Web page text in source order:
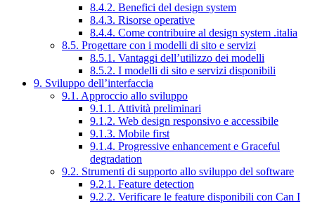
8.4.2. Benefici del design system
8.4.3. Risorse operative
8.4.4. Come contribuire al design system .italia
8.5. Progettare con i modelli di sito e servizi
8.5.1. Vantaggi dell’utilizzo dei modelli
8.5.2. I modelli di sito e servizi disponibili
9. Sviluppo dell’interfaccia
9.1. Approccio allo sviluppo
9.1.1. Attività preliminari
9.1.2. Web design responsivo e accessibile
9.1.3. Mobile first
9.1.4. Progressive enhancement e Graceful
degradation
9.2. Strumenti di supporto allo sviluppo del software
9.2.1. Feature detection
9.2.2. Verificare le feature disponibili con Can I